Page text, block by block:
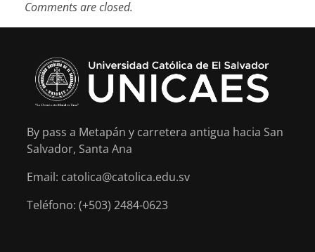
Comments are closed.
By pass a Metapán y carretera antigua hacia San
Salvador, Santa Ana
Email: catolica@catolica.edu.sv
Teléfono: (+503) 2484-0623